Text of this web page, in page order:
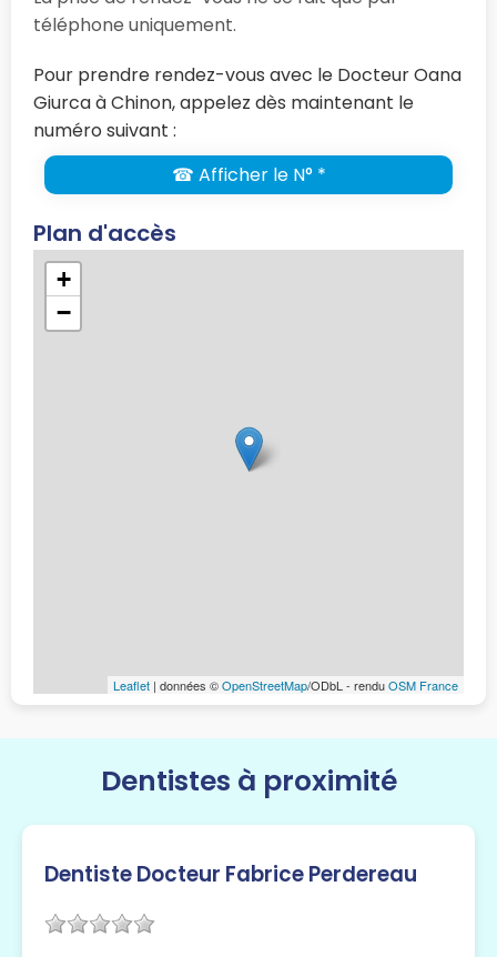
téléphone uniquement.
Pour prendre rendez-vous avec le Docteur Oana
Giurca à Chinon, appelez dès maintenant le
numéro suivant :
☎ Afficher le N° *
Plan d'accès
+
−
Leaflet | données ©OpenStreetMap/ODbL - renduOSM France
Dentistes à proximité
Dentiste Docteur Fabrice Perdereau